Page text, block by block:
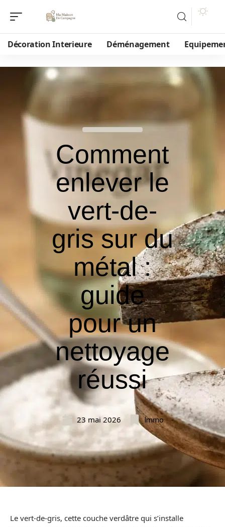
Décoration Interieure Déménagement
Comment
enlever le
vert-de-
gris sur du
métal :
guide
pour un
nettoyage
réussi
23 mai 2026 Immo
Le vert-de-gris, cette couche verdâtre qui s’installe